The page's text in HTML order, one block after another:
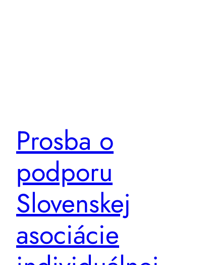
Prosba o
podporu
Slovenskej
asociácie